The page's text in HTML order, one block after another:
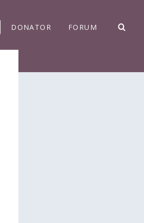
DONATOR FORUM